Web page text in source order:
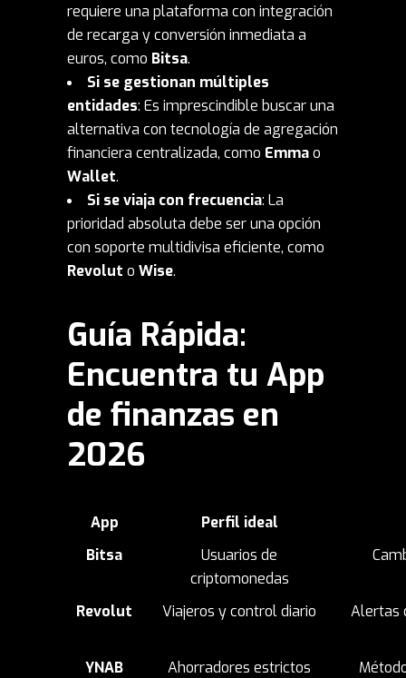
requiere una plataforma con integración
de recarga y conversión inmediata a
euros, como Bitsa.
Si se gestionan múltiples
entidades: Es imprescindible buscar una
alternativa con tecnología de agregación
financiera centralizada, como Emmao
Wallet.
Si se viaja con frecuencia: La
prioridad absoluta debe ser una opción
con soporte multidivisa eficiente, como
Revolut o Wise.
Guía Rápida:
Encuentra tu App
de finanzas en
2026
App
Perfil ideal
Bitsa
Usuarios de
criptomonedas
Revolut Viajeros y control diario Alertas
YNAB Ahorradores estrictos